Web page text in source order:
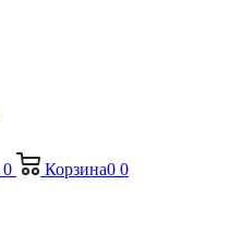
0 Корзина0 0